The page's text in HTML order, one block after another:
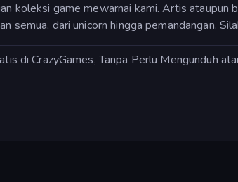
koleksi game mewarnai kami. Artis ataupun
semua, dari unicorn hingga pemandangan.
di CrazyGames, Tanpa Perlu Mengunduh